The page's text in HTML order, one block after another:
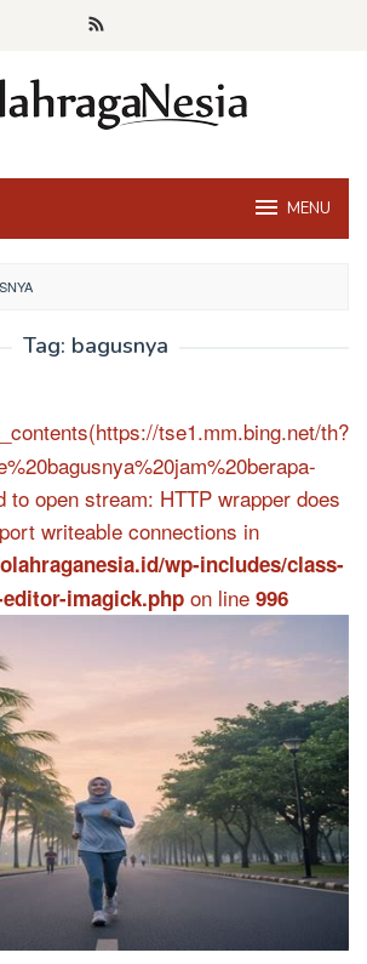
MENU
Tag: bagusnya
tse1.mm.bing.net/th?
to open stream: HTTP wrapper does
writeable connections in
wp-includes/class-
imagick.php on line 996